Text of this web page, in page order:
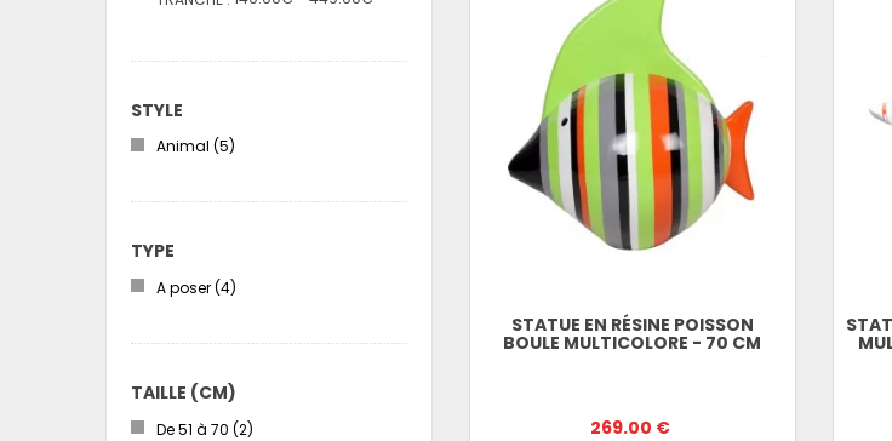
STYLE
Animal (5)
TYPE
A poser(4)
TAILLE (CM)
De 51 à 70 (2)
STATUE EN RÉSINE POISSON
BOULE MULTICOLORE - 70 CM
269.00 €